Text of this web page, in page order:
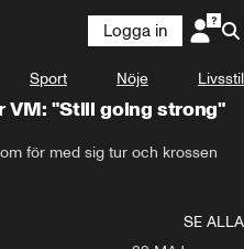
Logga in
Sport Nöje Livsstil
VM: "Still going strong"
för med sig tur och krossen
SE ALLA